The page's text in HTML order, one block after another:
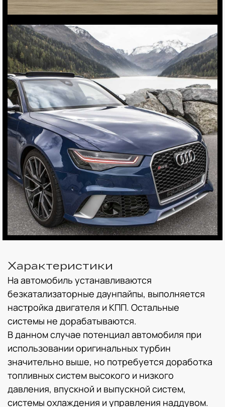
Характеристики
На автомобиль устанавливаются
безкатализаторные даунпайпы, выполняется
настройка двигателя и КПП. Остальные
системы не дорабатываются.
В данном случае потенциал автомобиля при
использовании оригинальных турбин
значительно выше, но потребуется доработка
топливных систем высокого и низкого
давления, впускной и выпускной систем,
системы охлаждения и управления наддувом.